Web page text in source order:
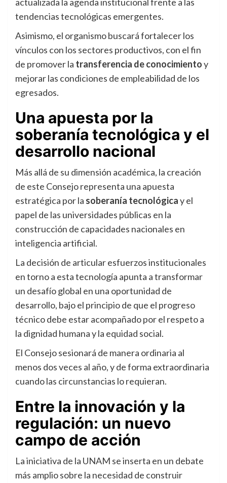
actualizada la agenda institucional frente a las
tendencias tecnológicas emergentes.
Asimismo, el organismo buscará fortalecer los
vínculos con los sectores productivos, con el fin
de promover la transferencia de conocimientoy
mejorar las condiciones de empleabilidad de los
egresados.
Una apuesta por la
soberanía tecnológica y el
desarrollo nacional
Más allá de su dimensión académica, la creación
de este Consejo representa una apuesta
estratégica por la soberanía tecnológicay el
papel de las universidades públicas en la
construcción de capacidades nacionales en
inteligencia artificial.
La decisión de articular esfuerzos institucionales
en torno a esta tecnología apunta a transformar
un desafío global en una oportunidad de
desarrollo, bajo el principio de que el progreso
técnico debe estar acompañado por el respeto a
la dignidad humana y la equidad social.
El Consejo sesionará de manera ordinaria al
menos dos veces al año, y de forma extraordinaria
cuando las circunstancias lo requieran.
Entre la innovación y la
regulación: un nuevo
campo de acción
La iniciativa de la UNAM se inserta en un debate
más amplio sobre la necesidad de construir